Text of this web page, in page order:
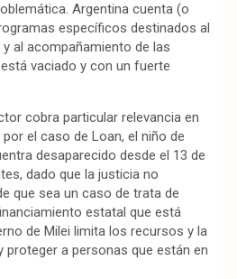
Argentina cuenta (o
específicos destinados al
al acompañamiento de las
vaciado y con un fuerte
cobra particular relevancia en
el caso de Loan, el niño de
desaparecido desde el 13 de
dado que la justicia no
que sea un caso de trata de
estatal que está
de Milei limita los recursos y la
proteger a personas que están en